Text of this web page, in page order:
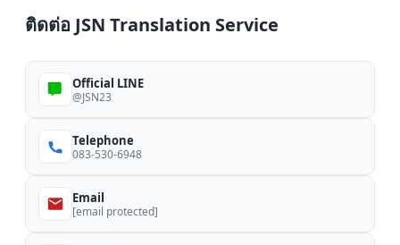
ติดต่อ JSN Translation Service
Official LINE
@JSN23
Telephone
083-530-6948
Email
[email protected]